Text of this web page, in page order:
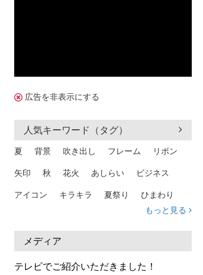
広告を非表示にする
人気キーワード（タグ）
夏 背景 吹き出し フレーム リボン
矢印 秋 花火 あしらい ビジネス
アイコン キラキラ 夏祭り ひまわり
熱中症
人物 暑中見舞い
日本地図 海
もっと見る
メディア
テレビでご紹介いただきました！